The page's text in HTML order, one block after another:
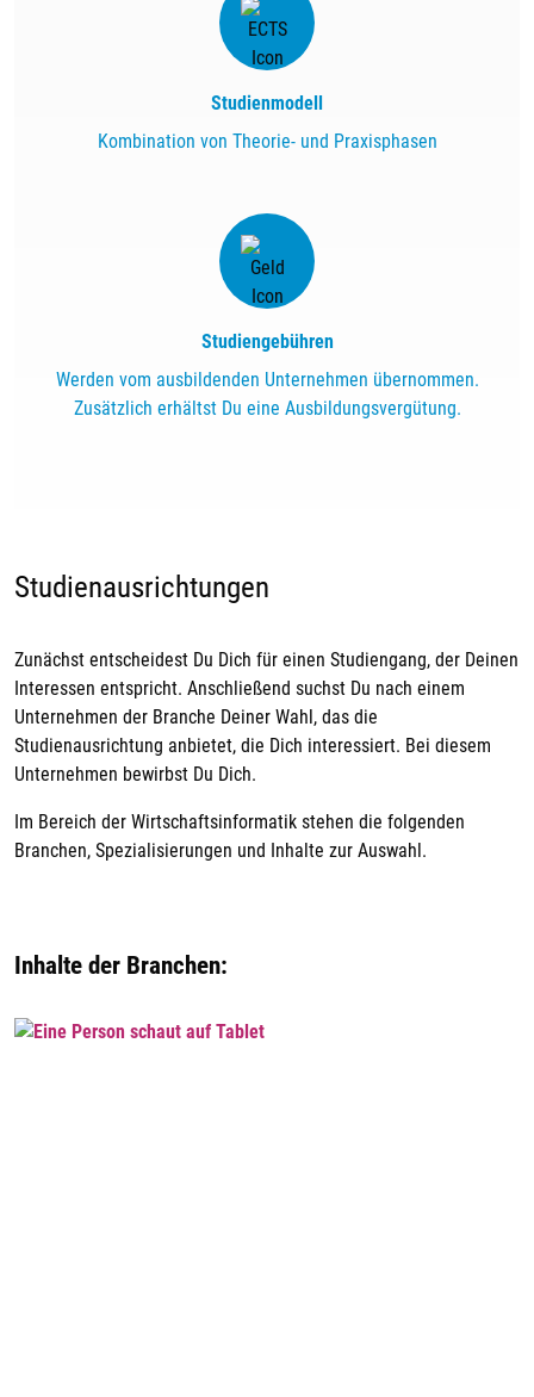
Studienmodell
Kombination von Theorie- und Praxisphasen
Studiengebühren
Werden vom ausbildenden Unternehmen übernommen.
Zusätzlich erhältst Du eine Ausbildungsvergütung.
Studienausrichtungen
Zunächst entscheidest Du Dich für einen Studiengang, der Deinen
Interessen entspricht. Anschließend suchst Du nach einem
Unternehmen der Branche Deiner Wahl, das die
Studienausrichtung anbietet, die Dich interessiert. Bei diesem
Unternehmen bewirbst Du Dich.
Im Bereich der Wirtschaftsinformatik stehen die folgenden
Branchen, Spezialisierungen und Inhalte zur Auswahl.
Inhalte der Branchen: